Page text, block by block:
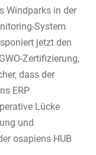
Windparks in der
System
jetzt den
Zertifizierung,
dass der
ERP
Lücke
und
osapiens HUB